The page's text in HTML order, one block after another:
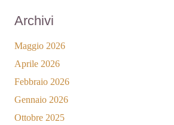
Archivi
Maggio 2026
Aprile 2026
Febbraio 2026
Gennaio 2026
Ottobre 2025